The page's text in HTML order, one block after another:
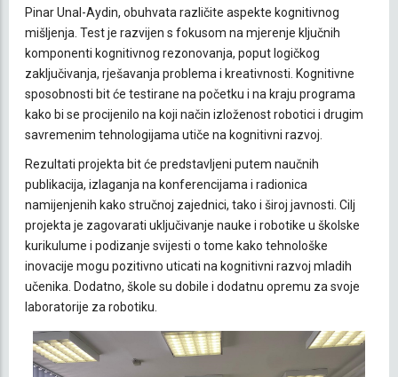
Pinar Unal-Aydin, obuhvata različite aspekte kognitivnog
mišljenja. Test je razvijen s fokusom na mjerenje ključnih
komponenti kognitivnog rezonovanja, poput logičkog
zaključivanja, rješavanja problema i kreativnosti. Kognitivne
sposobnosti bit će testirane na početku i na kraju programa
kako bi se procijenilo na koji način izloženost robotici i drugim
savremenim tehnologijama utiče na kognitivni razvoj.
Rezultati projekta bit će predstavljeni putem naučnih
publikacija, izlaganja na konferencijama i radionica
namijenjenih kako stručnoj zajednici, tako i široj javnosti. Cilj
projekta je zagovarati uključivanje nauke i robotike u školske
kurikulume i podizanje svijesti o tome kako tehnološke
inovacije mogu pozitivno uticati na kognitivni razvoj mladih
učenika. Dodatno, škole su dobile i dodatnu opremu za svoje
laboratorije za robotiku.